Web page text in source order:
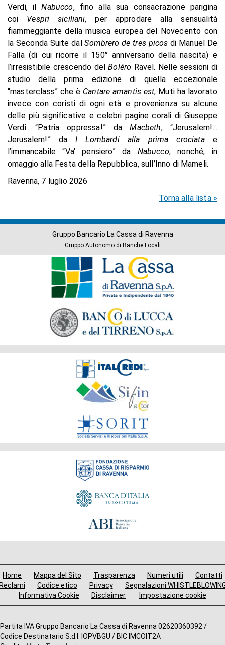
Verdi, ilNabucco, fino alla sua consacrazione parigina
coi Vespri siciliani, per approdare alla sensualità
fiammeggiante della musica europea del Novecento con
la Seconda Suite dalSombrero de tres picos di Manuel De
Falla (di cui ricorre il 150° anniversario della nascita) e
l’irresistibile crescendo delBoléro Ravel. Nelle sessioni di
studio della prima edizione di quella eccezionale
“masterclass” che è Cantare amantis est, Muti ha lavorato
invece con coristi di ogni età e provenienza su alcune
delle più significative e celebri pagine corali di Giuseppe
Verdi: “Patria oppressa!” daMacbeth, “Jerusalem!...
Jerusalem!” daI Lombardi alla prima crociata e
l’immancabile “Va' pensiero” da Nabucco, nonché, in
omaggio alla Festa della Repubblica, sull’Inno di Mameli.
Ravenna, 7 luglio 2026
Torna alla lista »
Gruppo Bancario La Cassa di Ravenna
Gruppo Autonomo di Banche Locali
Fondazione
Home Mappa del Sito Trasparenza Numeri utili
Contatti
Codice etico Privacy
Segnalazioni
Informativa Cookie
Disclaimer Impostazione cookie
Altre
Partita IVA Gruppo Bancario La Cassa di Ravenna 02620360392 /
Codice Destinatario S.d.I. IOPVBGU / BIC IMCOIT2A